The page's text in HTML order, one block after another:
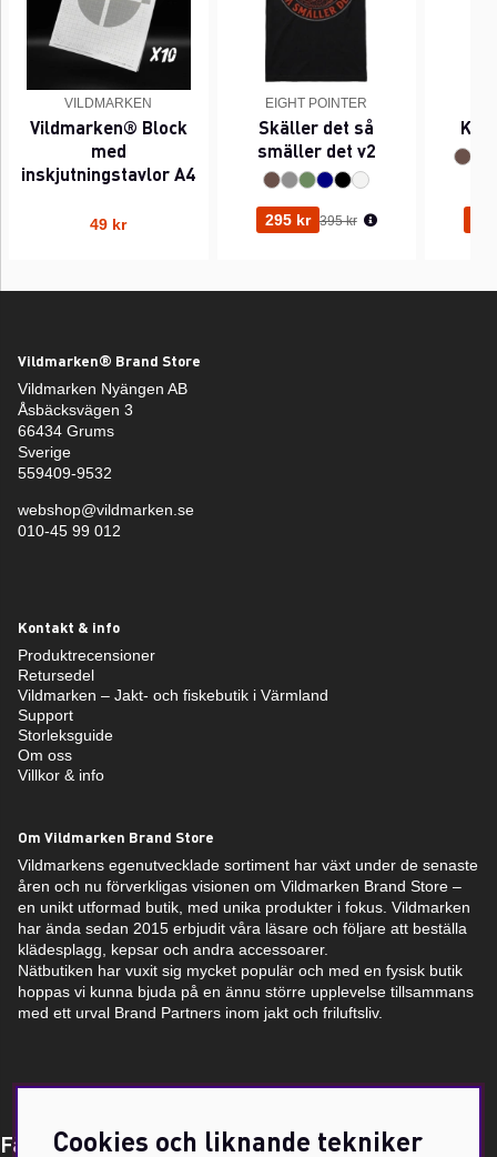
VILDMARKEN
Vildmarken® Block
med
inskjutningstavlor A4
49 kr
EIGHT POINTER
Skäller det så
smäller det v2
295 kr Ordinarie pris:
395 kr
Vildmarken® Brand Store
Vildmarken Nyängen AB
Åsbäcksvägen 3
66434 Grums
Sverige
559409-9532
webshop@vildmarken.se
010-45 99 012
Kontakt & info
Produktrecensioner
Retursedel
Vildmarken – Jakt- och fiskebutik i Värmland
Support
Storleksguide
Om oss
Villkor & info
Om Vildmarken Brand Store
Vildmarkens egenutvecklade sortiment har växt under de senaste
åren och nu förverkligas visionen om Vildmarken Brand Store –
en unikt utformad butik, med unika produkter i fokus. Vildmarken
har ända sedan 2015 erbjudit våra läsare och följare att beställa
klädesplagg, kepsar och andra accessoarer.
Nätbutiken har vuxit sig mycket populär och med en fysisk butik
hoppas vi kunna bjuda på en ännu större upplevelse tillsammans
med ett urval Brand Partners inom jakt och friluftsliv.
Få Magasin Vildmarken direkt till din e-post!*
Cookies och liknande tekniker